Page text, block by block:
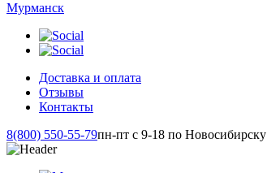
Мурманск
Доставка и оплата
Отзывы
Контакты
8(800) 550-55-79пн-пт с 9-18 по Новосибирску